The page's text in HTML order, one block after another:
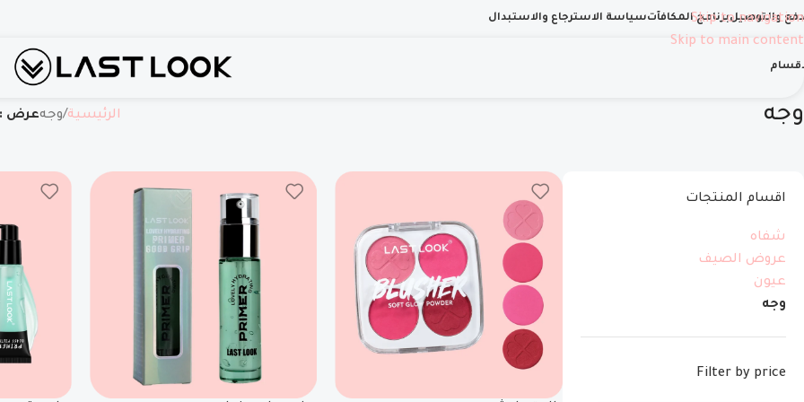
Skip to navigation
Skip to main content
والتوصيلبرنامج المكافآتسياسة الاسترجاع والاستبدال
وجه الرئيسية وجهعرض
اقسام المنتجات
شفاه
عروض الصيف
عيون
وجه
Filter by price